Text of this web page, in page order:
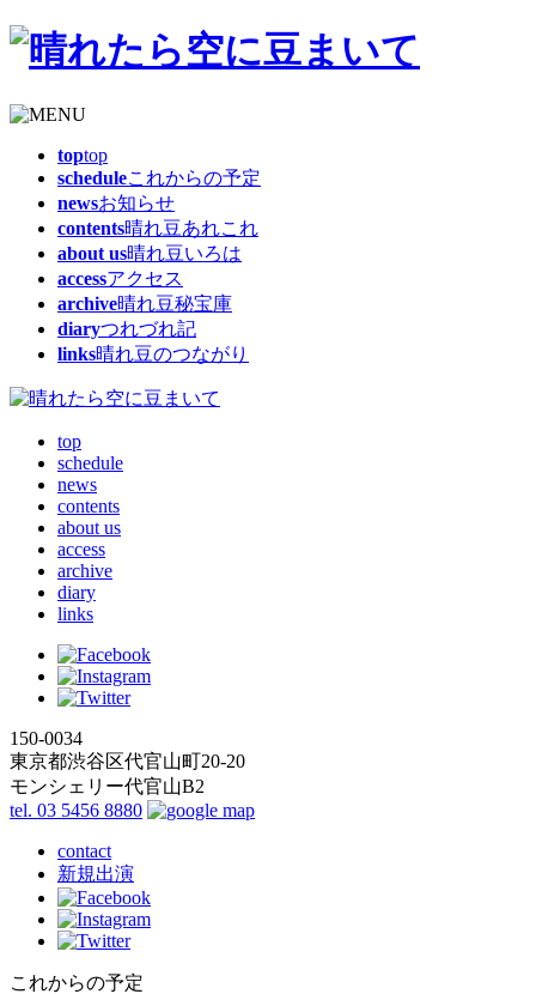
toptop
scheduleこれからの予定
newsお知らせ
contents晴れ豆あれこれ
about us晴れ豆いろは
accessアクセス
archive晴れ豆秘宝庫
diaryつれづれ記
links晴れ豆のつながり
top
schedule
news
contents
about us
access
archive
diary
links
150-0034
東京都渋谷区代官山町20-20
モンシェリー代官山B2
tel. 03 5456 8880
contact
新規出演
これからの予定